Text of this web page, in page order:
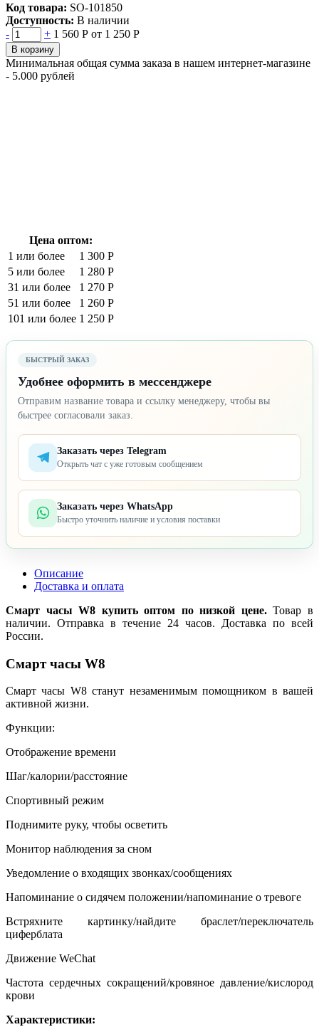
Код товара: SO-101850
Доступность: В наличии
-
+ 1 560 Р от 1 250 Р
В корзину
Минимальная общая сумма заказа в нашем интернет-магазине
- 5.000 рублей
Цена оптом:
1 или более
1 300 Р
5 или более
1 280 Р
31 или более
1 270 Р
51 или более
1 260 Р
101 или более 1 250 Р
БЫСТРЫЙ ЗАКАЗ
Удобнее оформить в мессенджере
Отправим название товара и ссылку менеджеру, чтобы вы
быстрее согласовали заказ.
Заказать через Telegram
Открыть чат с уже готовым сообщением
Заказать через WhatsApp
Быстро уточнить наличие и условия поставки
Описание
Доставка и оплата
Смарт часы W8 купить оптом по низкой цене.Товар в
наличии. Отправка в течение 24 часов. Доставка по всей
России.
Смарт часы W8
Смарт часы W8 станут незаменимым помощником в вашей
активной жизни.
Функции:
Отображение времени
Шаг/калории/расстояние
Спортивный режим
Поднимите руку, чтобы осветить
Монитор наблюдения за сном
Уведомление о входящих звонках/сообщениях
Напоминание о сидячем положении/напоминание о тревоге
Встряхните картинку/найдите браслет/переключатель
циферблата
Движение WeChat
Частота сердечных сокращений/кровяное давление/кислород
крови
Характеристики: